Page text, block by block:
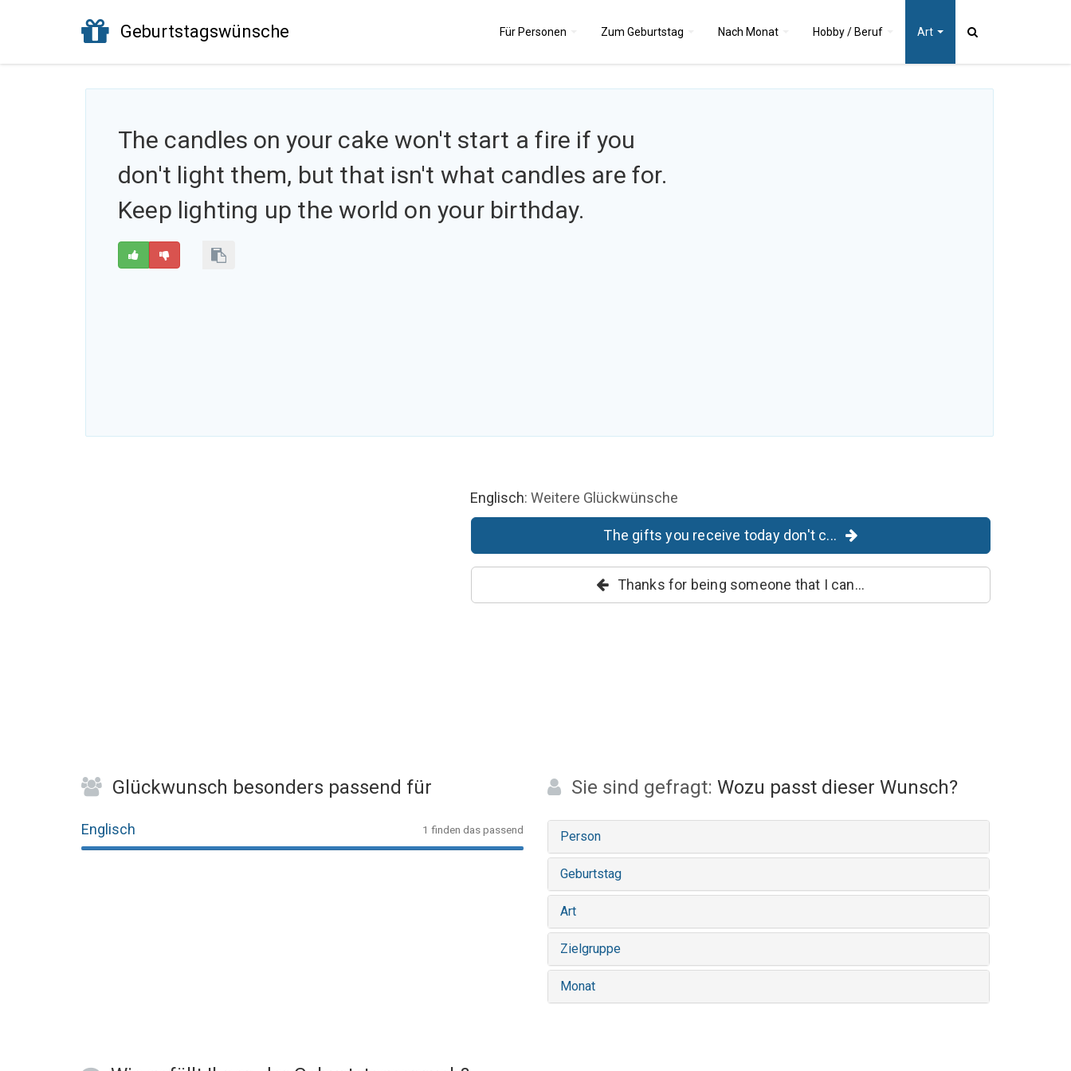
Geburtstagswünsche Für Personen Zum Geburtstag Nach Monat Hobby / Beruf Art
The candles on your cake won't start a fire if you
don't light them, but that isn't what candles are for.
Keep lighting up the world on your birthday.
Englisch: Weitere Glückwünsche
The gifts you receive today don't c...
Thanks for being someone that I can...
Glückwunsch besonders passend für
Englisch 1 finden das passend
Sie sind gefragt: Wozu passt dieser Wunsch?
Person
Geburtstag
Art
Zielgruppe
Monat